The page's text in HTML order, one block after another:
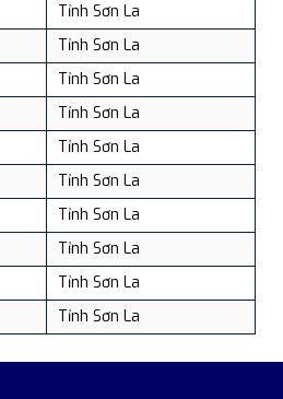
Tỉnh Sơn La
Tỉnh Sơn La
Tỉnh Sơn La
Tỉnh Sơn La
Tỉnh Sơn La
Tỉnh Sơn La
Tỉnh Sơn La
Tỉnh Sơn La
Tỉnh Sơn La
Tỉnh Sơn La